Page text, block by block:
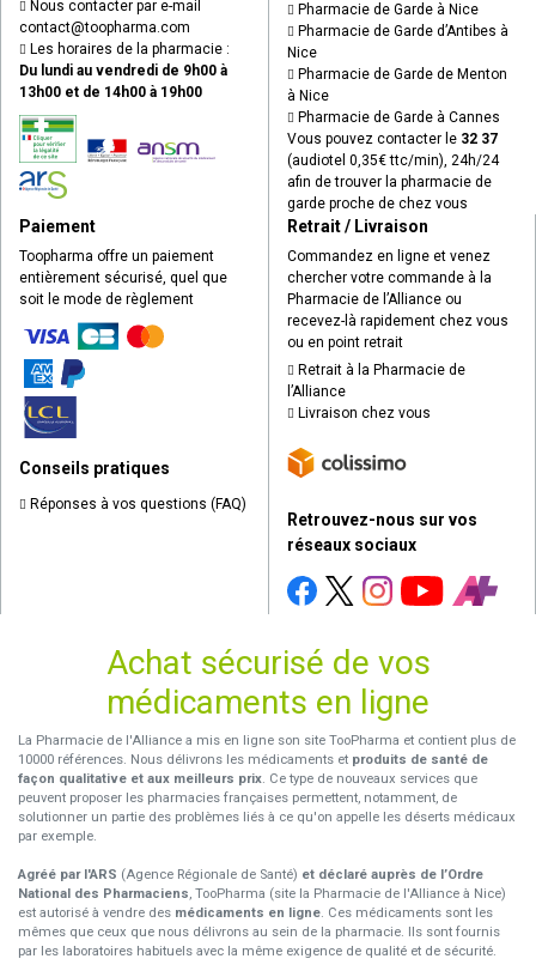
Nous contacter par e-mail
contact@toopharma.com
Les horaires de la pharmacie :
Du lundi au vendredi de 9h00 à
13h00 et de 14h00 à 19h00
Pharmacie de Garde à Nice
Pharmacie de Garde d’Antibes à
Nice
Pharmacie de Garde de Menton
à Nice
Pharmacie de Garde à Cannes
Vous pouvez contacter le 32 37
(audiotel 0,35€ ttc/min), 24h/24
afin de trouver la pharmacie de
garde proche de chez vous
Paiement
Toopharma offre un paiement
entièrement sécurisé, quel que
soit le mode de règlement
Conseils pratiques
Réponses à vos questions (FAQ)
Retrait / Livraison
Commandez en ligne et venez
chercher votre commande à la
Pharmacie de l’Alliance ou
recevez-là rapidement chez vous
ou en point retrait
Retrait à la Pharmacie de
l’Alliance
Livraison chez vous
Retrouvez-nous sur vos
réseaux sociaux
Achat sécurisé de vos
médicaments en ligne
La Pharmacie de l'Alliance a mis en ligne son site TooPharma et contient plus de
10000 références. Nous délivrons les médicaments et produits de santé de
façon qualitative et aux meilleurs prix. Ce type de nouveaux services que
peuvent proposer les pharmacies françaises permettent, notamment, de
solutionner un partie des problèmes liés à ce qu'on appelle les déserts médicaux
par exemple.
Agréé par l'ARS (Agence Régionale de Santé) et déclaré auprès de l’Ordre
National des Pharmaciens, TooPharma (site la Pharmacie de l'Alliance à Nice)
est autorisé à vendre des médicaments en ligne. Ces médicaments sont les
mêmes que ceux que nous délivrons au sein de la pharmacie. Ils sont fournis
par les laboratoires habituels avec la même exigence de qualité et de sécurité.